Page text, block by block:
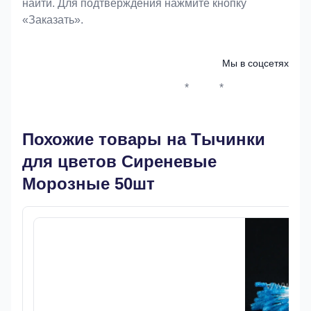
найти. Для подтверждения нажмите кнопку
«Заказать».
Мы в соцсетях
* *
Похожие товары на Тычинки
для цветов Сиреневые
Морозные 50шт